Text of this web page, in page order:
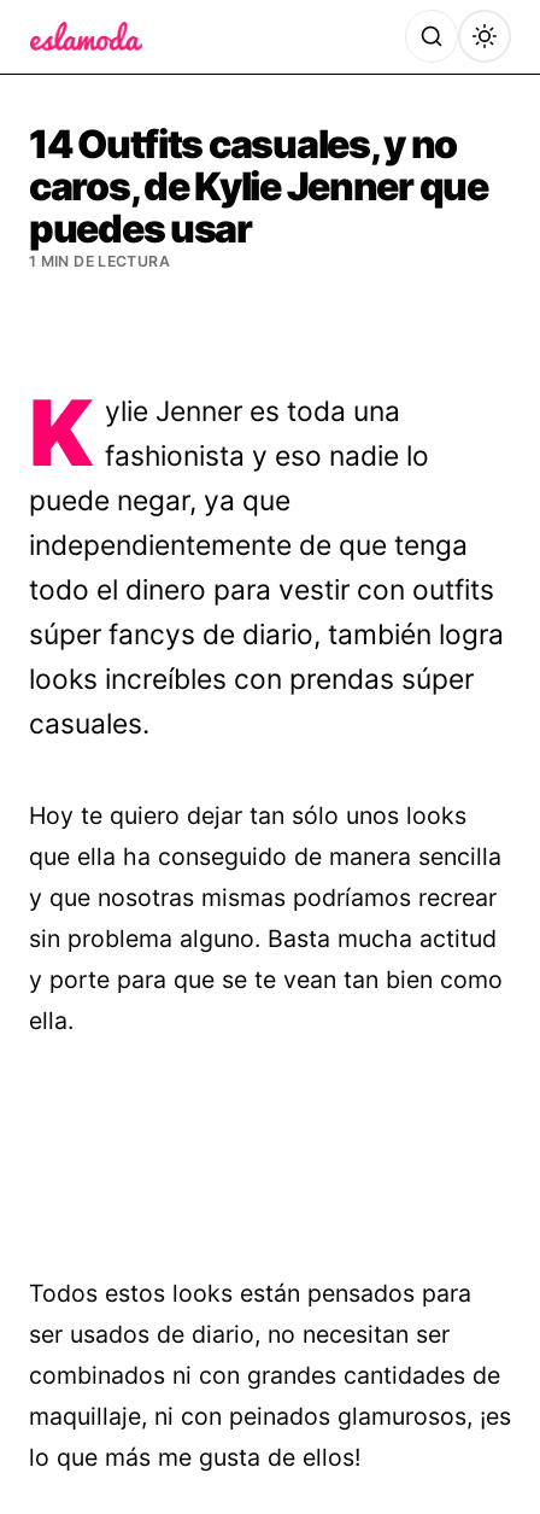
14 Outfits casuales, y no
caros, de Kylie Jenner que
puedes usar
1 MIN DE LECTURA
K ylie Jenner es toda una
fashionista y eso nadie lo
puede negar, ya que
independientemente de que tenga
todo el dinero para vestir con outfits
súper fancys de diario, también logra
looks increíbles con prendas súper
casuales.
Hoy te quiero dejar tan sólo unos looks
que ella ha conseguido de manera sencilla
y que nosotras mismas podríamos recrear
sin problema alguno. Basta mucha actitud
y porte para que se te vean tan bien como
ella.
Todos estos looks están pensados para
ser usados de diario, no necesitan ser
combinados ni con grandes cantidades de
maquillaje, ni con peinados glamurosos, ¡es
lo que más me gusta de ellos!